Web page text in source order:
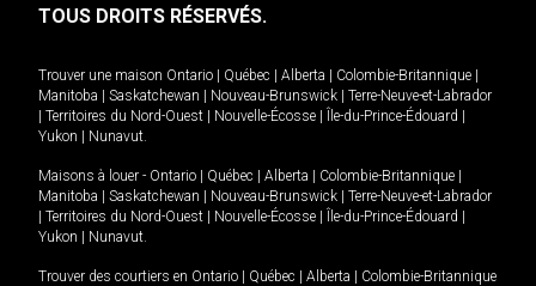
TOUS DROITS RÉSERVÉS.
Trouver une maison Ontario | Québec | Alberta | Colombie-Britannique |
Manitoba | Saskatchewan | Nouveau-Brunswick | Terre-Neuve-et-Labrador
| Territoires du Nord-Ouest | Nouvelle-Écosse | Île-du-Prince-Édouard |
Yukon | Nunavut
Maisons à louer - Ontario | Québec | Alberta | Colombie-Britannique |
Manitoba | Saskatchewan | Nouveau-Brunswick | Terre-Neuve-et-Labrador
| Territoires du Nord-Ouest | Nouvelle-Écosse | Île-du-Prince-Édouard |
Yukon | Nunavut
Trouver des courtiers en Ontario | Québec | Alberta | Colombie-Britannique